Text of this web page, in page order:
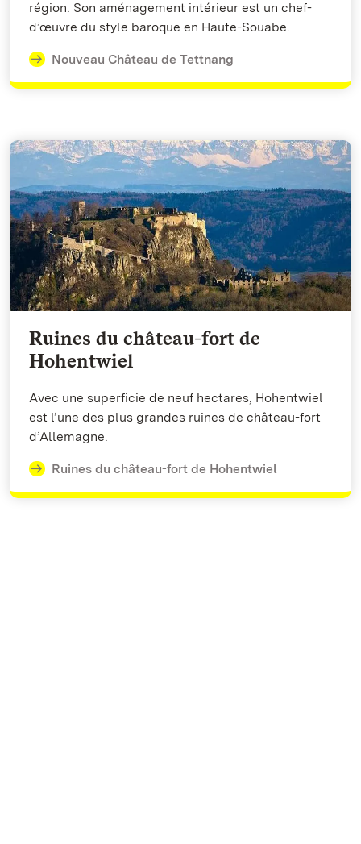
région. Son aménagement intérieur est un chef-
d’œuvre du style baroque en Haute-Souabe.
Nouveau Château de Tettnang
Ruines du château-fort de
Hohentwiel
Avec une superficie de neuf hectares, Hohentwiel
est l’une des plus grandes ruines de château-fort
d’Allemagne.
Ruines du château-fort de Hohentwiel